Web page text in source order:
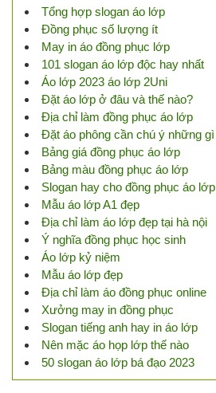
Tổng hợp slogan áo lớp
Đồng phục số lượng ít
May in áo đồng phục lớp
101 slogan áo lớp độc hay nhất
Áo lớp 2023 áo lớp 2Uni
Đặt áo lớp ở đâu và thế nào?
Địa chỉ làm đồng phục áo lớp
Đặt áo phông cần chú ý những gì
Bảng giá đồng phục áo lớp
Bảng màu đồng phục áo lớp
Slogan hay cho đồng phục áo lớp
Mẫu áo lớp A1 đẹp
Địa chỉ làm áo lớp đẹp tại hà nội
Ý nghĩa đồng phục học sinh
Áo lớp kỷ niệm
Mẫu áo lớp đẹp
Địa chỉ làm áo đồng phục online
Xưởng may in đồng phục
Slogan tiếng anh hay in áo lớp
Nên mặc áo họp lớp thế nào
50 slogan áo lớp bá đạo 2023